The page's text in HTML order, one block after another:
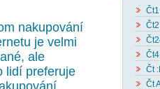
Čt
Čt
nakupování
je velmi
ale
lidí preferuje